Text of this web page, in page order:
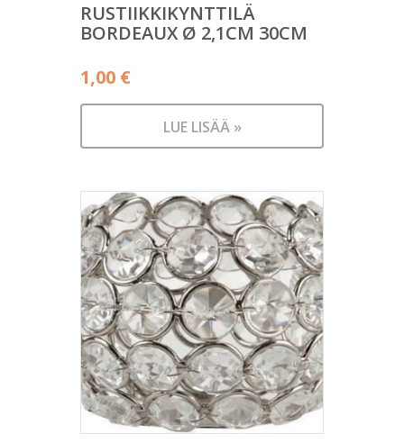
RUSTIIKKIKYNTTILÄ
BORDEAUX Ø 2,1CM 30CM
1,00 €
LUE LISÄÄ »